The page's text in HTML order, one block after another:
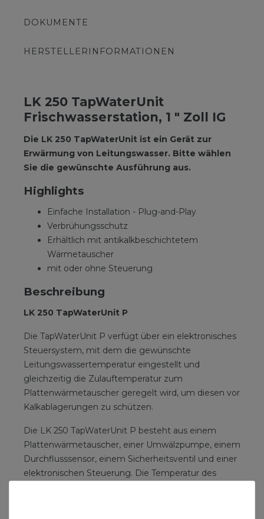
DOKUMENTE
HERSTELLERINFORMATIONEN
LK 250 TapWaterUnit
Frischwasserstation, 1 " Zoll IG
Die LK 250 TapWaterUnit ist ein Gerät zur
Erwärmung von Leitungswasser. Bitte wählen
Sie die gewünschte Ausführung aus.
Highlights
Einfache Installation - Plug-and-Play
Verbrühungsschutz
Erhältlich mit antikalkbeschichtetem
Wärmetauscher
mit oder ohne Steuerung
Beschreibung
LK 250 TapWaterUnit P
Die TapWaterUnit P verfügt über ein elektronisches
Steuersystem, mit dem die gewünschte
Leitungswassertemperatur eingestellt und
gleichzeitig die Zulauftemperatur zum
Plattenwärmetauscher geregelt wird, um diesen vor
Kalkablagerungen zu schützen.
Die LK 250 TapWaterUnit P besteht aus einem
Plattenwärmetauscher, einer Umwälzpumpe, einem
Durchflusssensor, einem Sicherheitsventil und einer
elektronischen Steuerung. Die Temperatur des